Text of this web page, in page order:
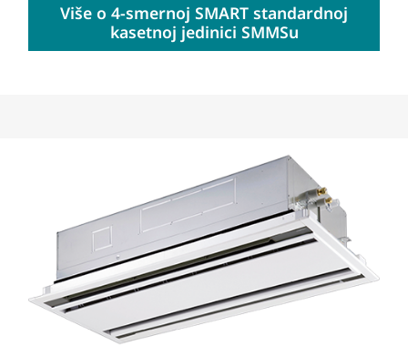
Više o 4-smernoj SMART standardnoj
kasetnoj jedinici SMMSu